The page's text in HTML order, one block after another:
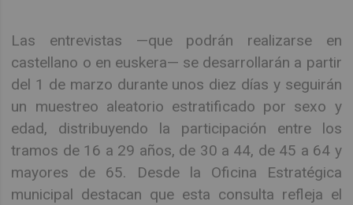
Las entrevistas —que podrán realizarse en
castellano o en euskera— se desarrollarán a partir
del 1 de marzo durante unos diez días y seguirán
un muestreo aleatorio estratificado por sexo y
edad, distribuyendo la participación entre los
tramos de 16 a 29 años, de 30 a 44, de 45 a 64 y
mayores de 65. Desde la Oficina Estratégica
municipal destacan que esta consulta refleja el